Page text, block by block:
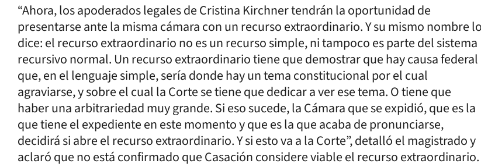
“Ahora, los apoderados legales de Cristina Kirchner tendrán la oportunidad de
presentarse ante la misma cámara con un recurso extraordinario. Y su mismo nombre lo
dice: el recurso extraordinario no es un recurso simple, ni tampoco es parte del sistema
recursivo normal. Un recurso extraordinario tiene que demostrar que hay causa federal
que, en el lenguaje simple, sería donde hay un tema constitucional por el cual
agraviarse, y sobre el cual la Corte se tiene que dedicar a ver ese tema. O tiene que
haber una arbitrariedad muy grande. Si eso sucede, la Cámara que se expidió, que es la
que tiene el expediente en este momento y que es la que acaba de pronunciarse,
decidirá si abre el recurso extraordinario. Y si esto va a la Corte”, detalló el magistrado y
aclaró que no está confirmado que Casación considere viable el recurso extraordinario.